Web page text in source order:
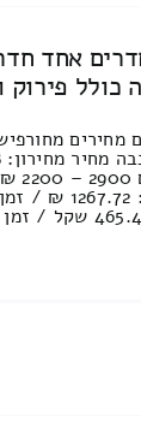
אחד
פירוק
מחירים
/ אלה
16 שניות מחיר נסיעה